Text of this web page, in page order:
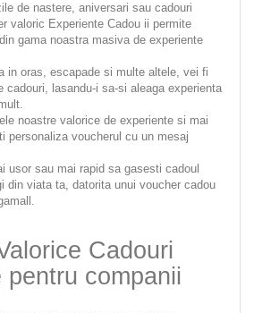
de nastere, aniversari sau cadouri
valoric Experiente Cadou ii permite
gama noastra masiva de experiente
in oras, escapade si multe altele, vei fi
cadouri, lasandu-i sa-si aleaga experienta
noastre valorice de experiente si mai
personaliza voucherul cu un mesaj
usor sau mai rapid sa gasesti cadoul
din viata ta, datorita unui voucher cadou
Cadouri
pentru companii